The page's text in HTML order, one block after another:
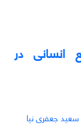
انسانی در
سعید جعفری نیا